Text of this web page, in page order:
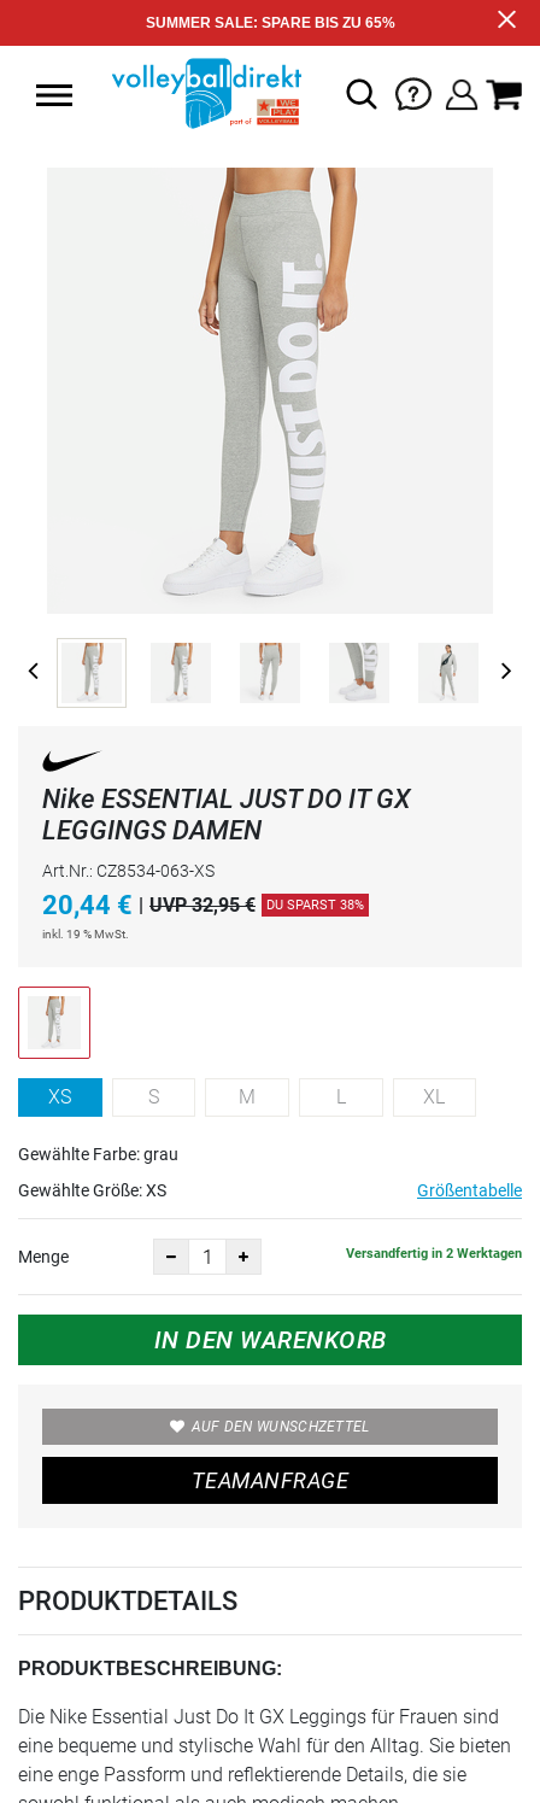
SUMMER SALE: SPARE BIS ZU 65%
Nike ESSENTIAL JUST DO IT GX
LEGGINGS DAMEN
Art.Nr.: CZ8534-063-XS
20,44 € | UVP 32,95 € DU SPARST 38%
inkl. 19 % MwSt.
XS S M L XL
Gewählte Farbe: grau
Gewählte Größe:XS Größentabelle
Menge Versandfertig in 2 Werktagen
IN DEN WARENKORB
AUF DEN WUNSCHZETTEL
TEAMANFRAGE
PRODUKTDETAILS
PRODUKTBESCHREIBUNG:
Die Nike Essential Just Do It GX Leggings für Frauen sind
eine bequeme und stylische Wahl für den Alltag. Sie bieten
eine enge Passform und reflektierende Details, die sie